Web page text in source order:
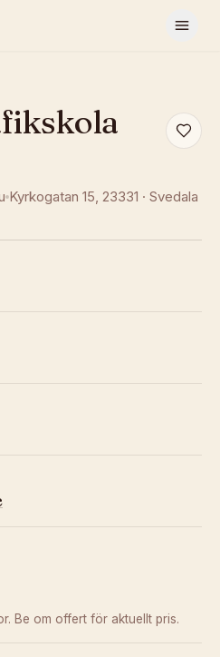
Kyrkogatan 15, 23331 · Svedala
Be om offert för aktuellt pris.